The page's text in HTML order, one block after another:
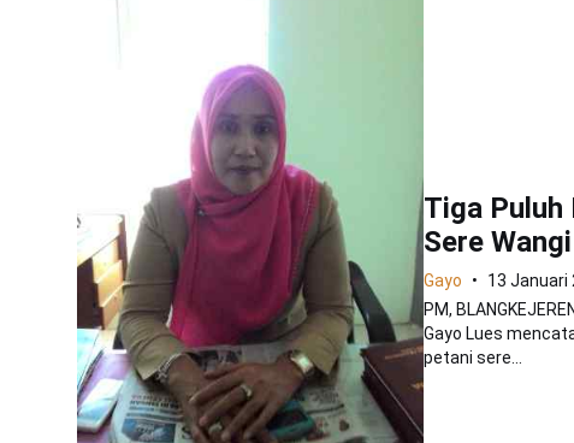
Tiga Puluh
Sere Wangi
Gayo
13 Januari
PM,
Gayo Lues
petani sere...